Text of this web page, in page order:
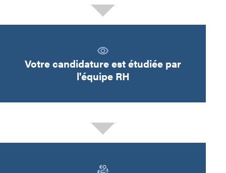
Votre candidature est étudiée par
l'équipe RH